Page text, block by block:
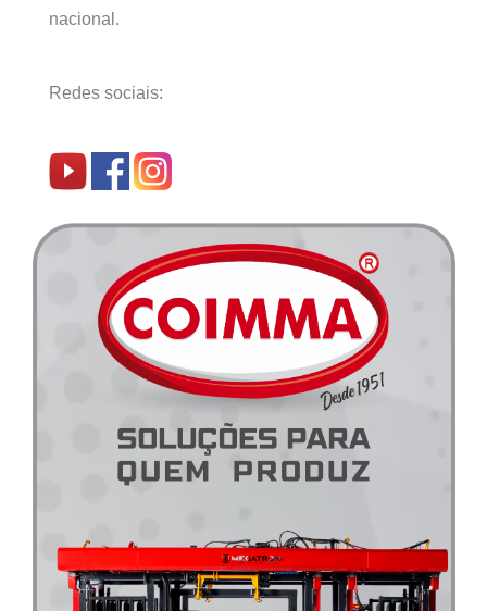
nacional.
Redes sociais: